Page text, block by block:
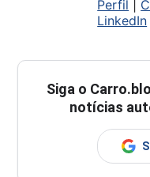
Perfil
LinkedIn
Siga o
notícias